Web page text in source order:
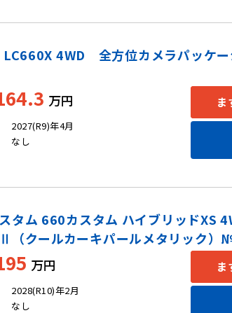
4WD 全方位カメラパッケー
万円
2027(R9)年4月
なし
ま
タム 660カスタム ハイブリッドXS
（クールカーキパールメタリック
万円
2028(R10)年2月
なし
ま